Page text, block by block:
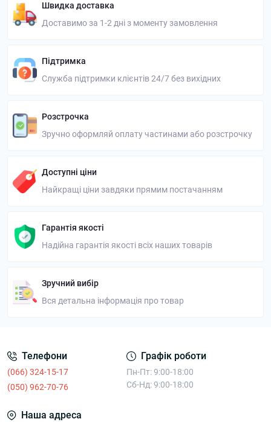
Швидка доставка
Доставимо за 1-2 дні з моменту замовлення
Підтримка
Служба підтримки клієнтів 24/7 без вихідних
Розстрочка
Зручно оформляй оплату частинами або розстрочку
Доступні ціни
Найкращі ціни завдяки прямим постачанням
Гарантія якості
Надійна гарантія якості всіх наших товарів
Зручний вибір
Вся детальна інформація про товар
Телефони
(066) 324-15-17
(050) 962-70-76
Графік роботи
Пн-Пт: 9:00-18:00
Сб-Нд: 9:00-18:00
Наша адреса